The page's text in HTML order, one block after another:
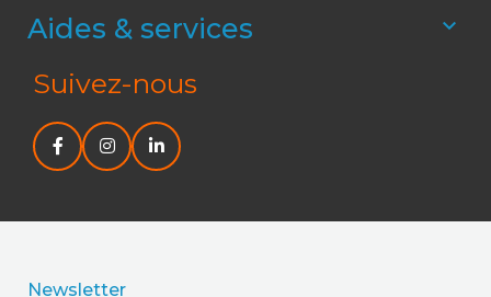
Aides & services 
Suivez-nous
Newsletter